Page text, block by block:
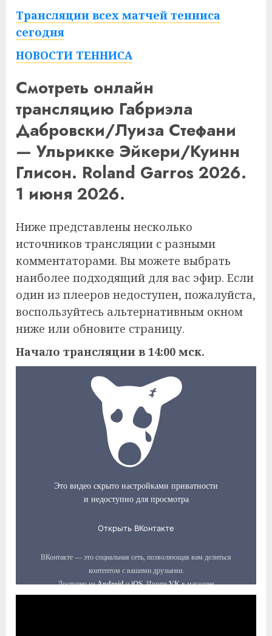
Трансляции всех матчей тенниса
сегодня
НОВОСТИ ТЕННИСА
Смотреть онлайн
трансляцию Габриэла
Дабровски/Луиза Стефани
— Ульрикке Эйкери/Куинн
Глисон. Roland Garros 2026.
1 июня 2026.
Ниже представлены несколько
источников трансляции с разными
комментаторами. Вы можете выбрать
наиболее подходящий для вас эфир. Если
один из плееров недоступен, пожалуйста,
воспользуйтесь альтернативным окном
ниже или обновите страницу.
Начало трансляции в 14:00 мск.